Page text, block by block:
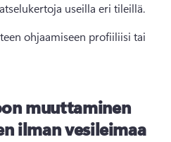
useilla eri tileillä.
ohjaamiseen profiiliisi tai
muuttaminen
ilman vesileimaa